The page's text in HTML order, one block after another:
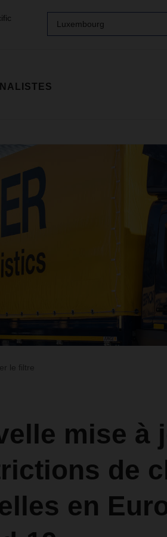
Luxembourg
le filtre
mise à
de
en